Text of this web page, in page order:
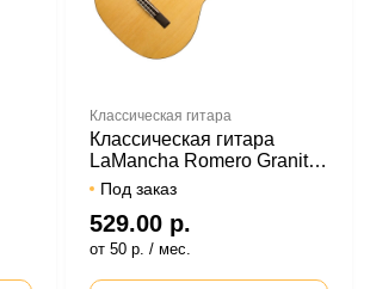
Классическая гитара
Классическая гитара
LaMancha Romero Granito
32 4/4
Под заказ
529.00 р.
от 50 р. / мес.